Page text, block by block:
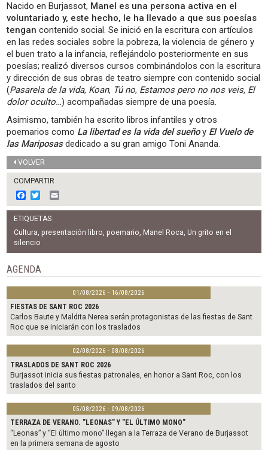
Nacido en Burjassot, Manel es una persona activa en el
voluntariado y, este hecho, le ha llevado a que sus poesías
tengan contenido social. Se inició en la escritura con artículos
en las redes sociales sobre la pobreza, la violencia de género y
el buen trato a la infancia, reflejándolo posteriormente en sus
poesías; realizó diversos cursos combinándolos con la escritura
y dirección de sus obras de teatro siempre con contenido social
(Pasarela de la vida, Koan, Tú no, Estamos pero no nos veis, El
dolor oculto…) acompañadas siempre de una poesía.
Asimismo, también ha escrito libros infantiles y otros
poemarios como La libertad es la vida del sueñoy El Vuelo de
las Mariposasdedicado a su gran amigo Toni Ananda.
VOLVER
COMPARTIR
F
a
c
e
b
o
o
w
i
t
t
r
m
a
l
ETIQUETAS
Cultura, presentación libro, poemario, Manel Roca, Un grito en el
silencio
AGENDA
01/08/2026 - 16/08/2026
FIESTAS DE SANT ROC 2026
Carlos Baute y Maldita Nerea serán protagonistas de las fiestas de Sant
Roc que se iniciarán con los traslados
02/08/2026 - 08/08/2026
TRASLADOS DE SANT ROC 2026
Burjassot inicia sus fiestas patronales, en honor a Sant Roc, con los
traslados del santo
05/08/2026 - 09/08/2026
TERRAZA DE VERANO. "LEONAS" Y "EL ÚLTIMO MONO"
“Leonas” y “El último mono” llegan a la Terraza de Verano de Burjassot
en la primera semana de agosto